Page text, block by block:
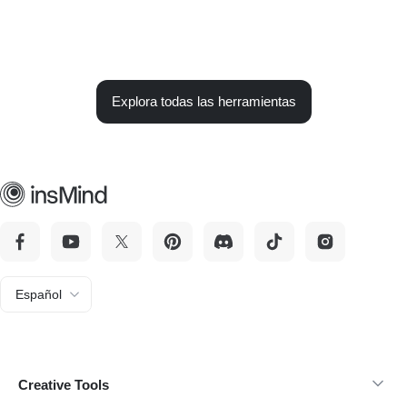
Explora todas las herramientas
Español
Creative Tools